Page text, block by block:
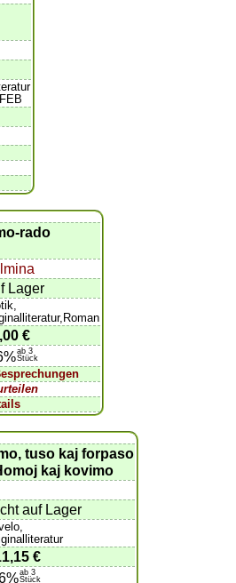
rado
Lager
€
ab 3
Stück
tuso kaj forpaso
kaj kovimo
auf Lager
€
ab 3
Stück